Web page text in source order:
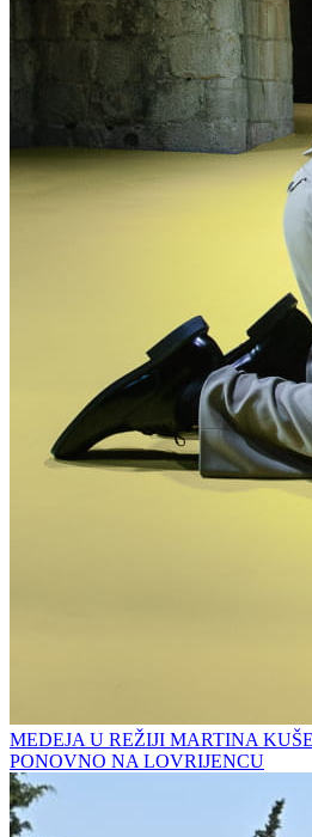
MEDEJA U REŽIJI MARTINA
PONOVNO NA LOVRIJENCU